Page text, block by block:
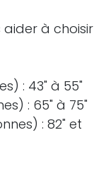
à choisir
: 43" à 55"
: 65" à 75"
: 82" et